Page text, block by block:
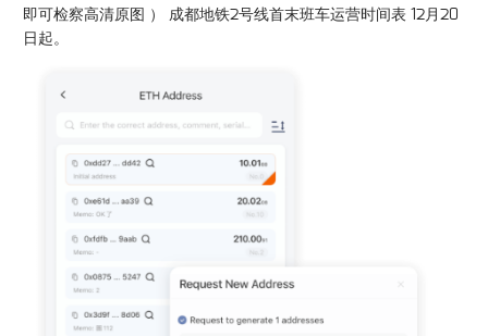
即可检察高清原图 ） 成都地铁2号线首末班车运营时间表 12月20
日起。